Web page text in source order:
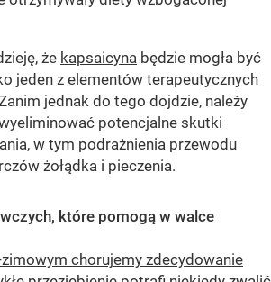
że kapsaicyna będzie mogła być
jeden z elementów terapeutycznych
jednak do tego dojdzie, należy
potencjalne skutki
w tym podrażnienia przewodu
żołądka i pieczenia.
które pomogą w walce
chorujemy zdecydowanie